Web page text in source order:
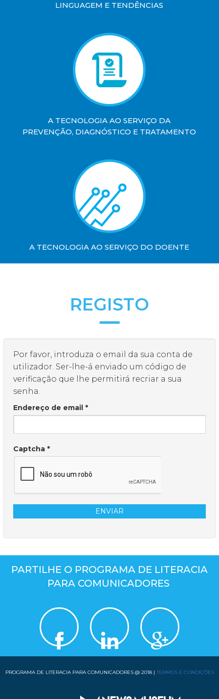
LINGUAGEM E TENDÊNCIAS
A TECNOLOGIA AO SERVIÇO DA
PREVENÇÃO, DIAGNÓSTICO E TRATAMENTO
A TECNOLOGIA AO SERVIÇO DO DOENTE
REGISTO
Por favor, introduza o email da sua conta de
utilizador. Ser-lhe-á enviado um código de
verificação que lhe permitirá recriar a sua
senha.
Endereço de email*
Captcha*
ENVIAR
PARTILHE O PROGRAMA DE LITERACIA
PARA COMUNICADORES
PROGRAMA DE LITERACIA PARA COMUNICADORES @ 2018 | TERMOS E CONDIÇÕES